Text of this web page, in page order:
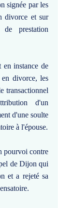
signée par les
divorce et sur
prestation
instance de
divorce, les
transactionnel
d'un
d'une soulte
à l'épouse.
pourvoi contre
de Dijon qui
et a rejeté sa